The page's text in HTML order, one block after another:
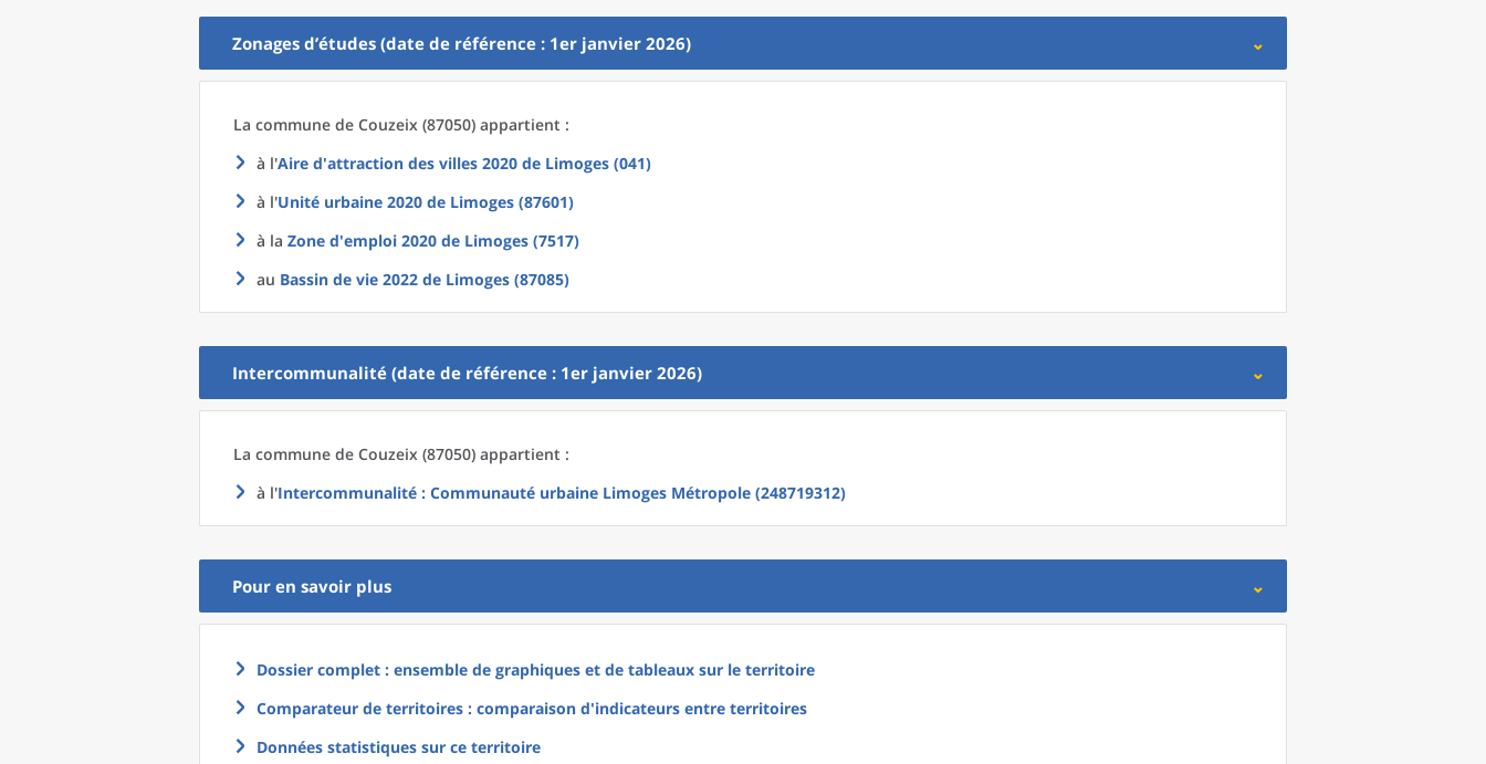
Zonages d’études (date de référence : 1er janvier 2026)
La commune de Couzeix (87050) appartient :
à l'Aire d'attraction des villes 2020 de Limoges (041)
à l'Unité urbaine 2020 de Limoges (87601)
à la Zone d'emploi 2020 de Limoges (7517)
au Bassin de vie 2022 de Limoges (87085)
Intercommunalité (date de référence : 1er janvier 2026)
La commune de Couzeix (87050) appartient :
à l'Intercommunalité : Communauté urbaine Limoges Métropole (248719312)
Pour en savoir plus
Dossier complet : ensemble de graphiques et de tableaux sur le territoire
Comparateur de territoires : comparaison d'indicateurs entre territoires
Données statistiques sur ce territoire